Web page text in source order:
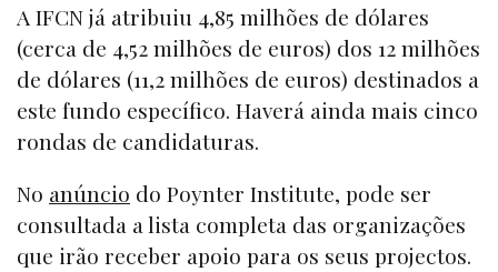
A IFCN já atribuiu 4,85 milhões de dólares
(cerca de 4,52 milhões de euros) dos 12 milhões
de dólares (11,2 milhões de euros) destinados a
este fundo específico. Haverá ainda mais cinco
rondas de candidaturas.
No anúncio do Poynter Institute, pode ser
consultada a lista completa das organizações
que irão receber apoio para os seus projectos.